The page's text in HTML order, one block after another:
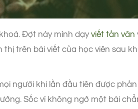
Đợt này mình dạyviết tản văn
trên bài viết của học viên sau
người khi lần đầu tiên được
Sốc vì không ngờ một bài